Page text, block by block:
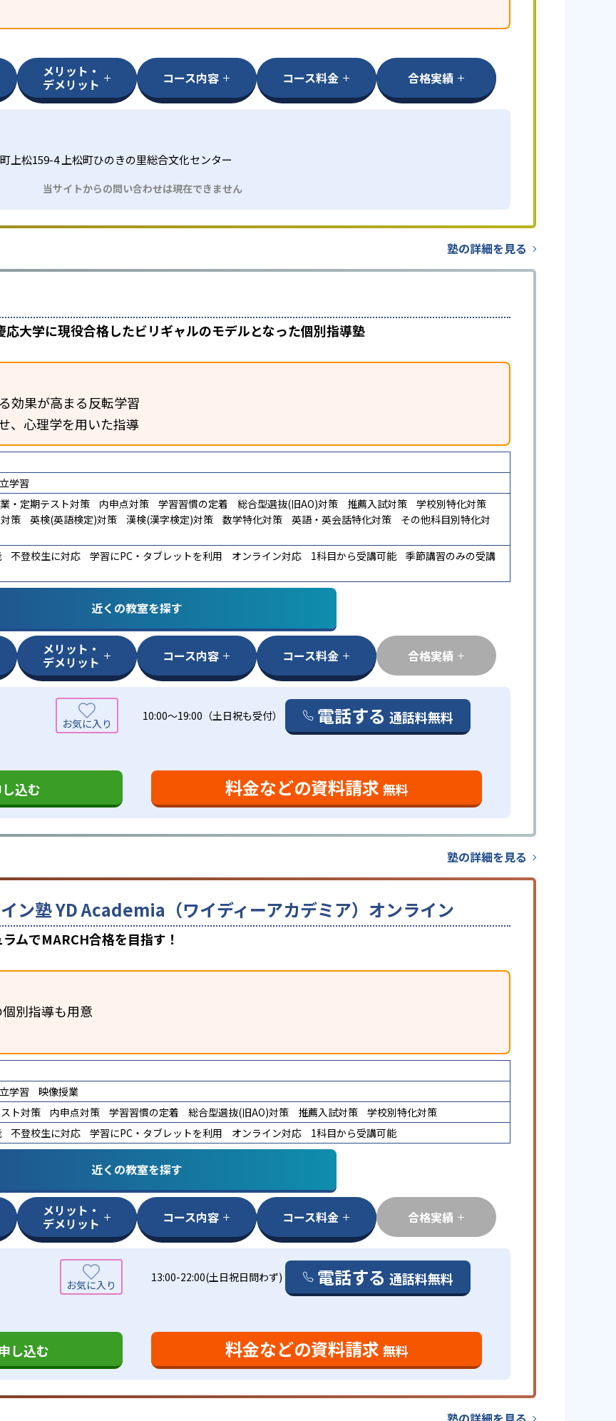
メリット・
デメリット コース内容 コース料金 合格実績
上松159-4 上松町ひのきの里総合文化センター
当サイトからの問い合わせは現在できません
塾の詳細を見る
大学に現役合格したビリギャルのモデルとなった個別指導塾
効果が高まる反転学習
、心理学を用いた指導
学習
・定期テスト対策 内申点対策 学習習慣の定着 総合型選抜(旧AO)対策 推薦入試対策
学校別特化対策
策 英検(英語検定)対策 漢検(漢字検定)対策 数学特化対策 英語・英会話特化対策
その他科目別特化対
不登校生に対応 学習にPC・タブレットを利用 オンライン対応 1科目から受講可能
季節講習のみの受講
近くの教室を探す
メリット・
デメリット コース内容 コース料金 合格実績
10:00～19:00（土日祝も受付） 電話する 通話料無料
込む 料金などの資料請求 無料
塾の詳細を見る
ン塾 YD Academia（ワイディーアカデミア）オンライン
ムでMARCH合格を目指す！
別指導も用意
学習
映像授業
ト対策 内申点対策 学習習慣の定着 総合型選抜(旧AO)対策 推薦入試対策
学校別特化対策
不登校生に対応 学習にPC・タブレットを利用 オンライン対応 1科目から受講可能
近くの教室を探す
メリット・
デメリット コース内容 コース料金 合格実績
13:00-22:00(土日祝日問わず) 電話する 通話料無料
し込む 料金などの資料請求 無料